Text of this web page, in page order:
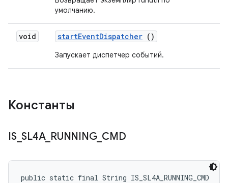
умолчанию.
void startEventDispatcher ()
Запускает диспетчер событий.
Константы
IS_SL4A_ RUNNING_ CMD
public static final String IS_SL4A_RUNNING_CMD